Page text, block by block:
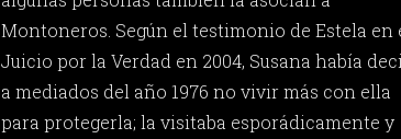
Montoneros. Según el testimonio de Estela en
Juicio por la Verdad en 2004, Susana había
a mediados del año 1976 no vivir más con ella
para protegerla; la visitaba esporádicamente y